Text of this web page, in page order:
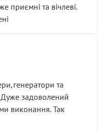
приємні та вічлеві.
та
Дуже задоволений
виконання. Так